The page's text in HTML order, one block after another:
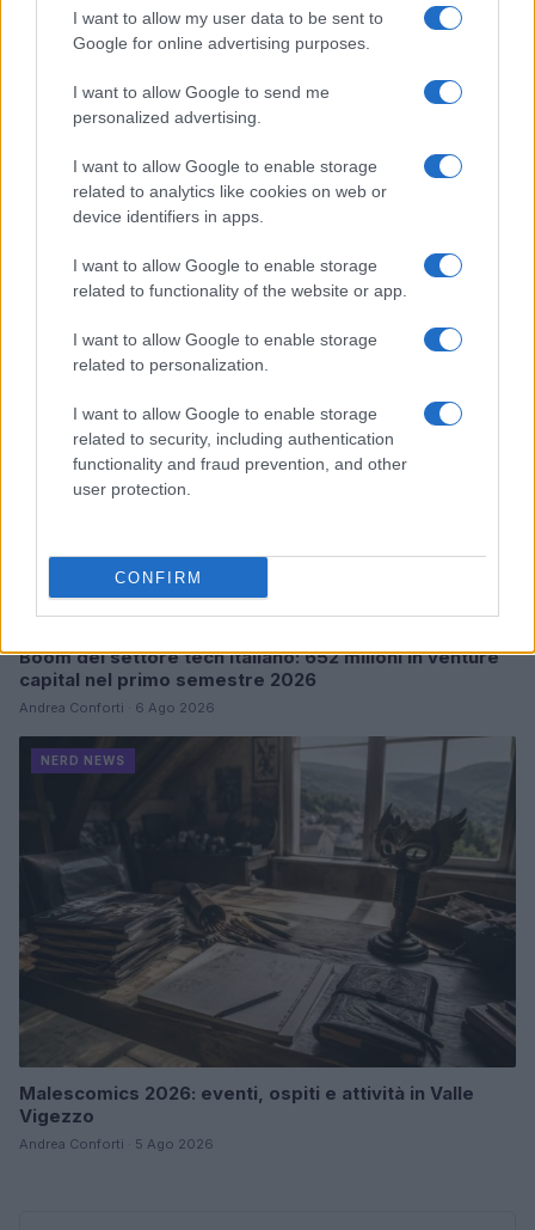
I want to allow my user data to be sent to
Google for online advertising purposes.
I want to allow Google to send me
personalized advertising.
I want to allow Google to enable storage
related to analytics like cookies on web or
device identifiers in apps.
I want to allow Google to enable storage
related to functionality of the website or app.
I want to allow Google to enable storage
related to personalization.
I want to allow Google to enable storage
related to security, including authentication
functionality and fraud prevention, and other
user protection.
CONFIRM
Pieve Comics 2026: tutto ciò che devi sapere
Andrea Conforti · 6 Ago 2026
Boom del settore tech italiano: 652 milioni in venture
capital nel primo semestre 2026
Andrea Conforti · 6 Ago 2026
NERD NEWS
Malescomics 2026: eventi, ospiti e attività in Valle
Vigezzo
Andrea Conforti · 5 Ago 2026